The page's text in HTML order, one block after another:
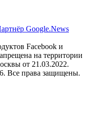
Google.News
Facebook и
на территории
от 21.03.2022.
Все права защищены.